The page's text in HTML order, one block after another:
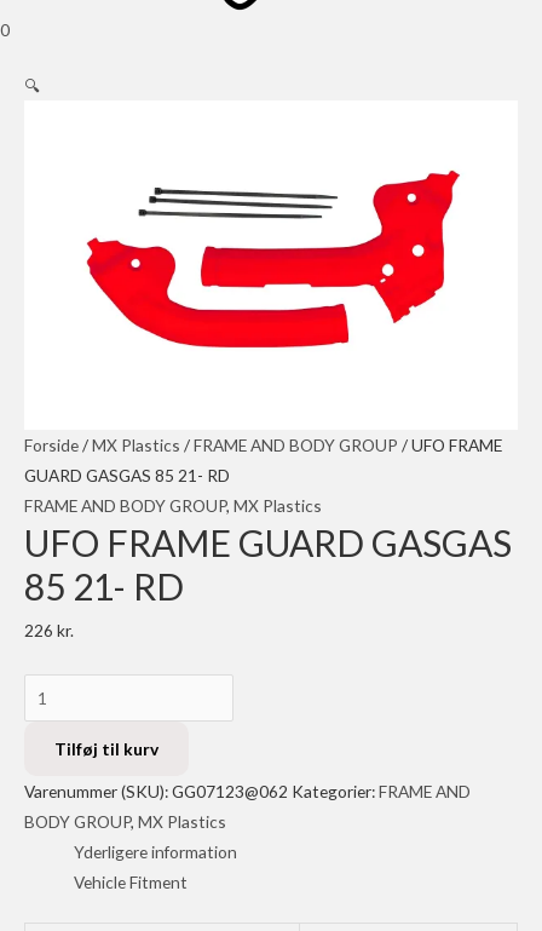
0
🔍
Forside/MX Plastics /FRAME AND BODY GROUP / UFO FRAME
GUARD GASGAS 85 21- RD
FRAME AND BODY GROUP, MX Plastics
UFO FRAME GUARD GASGAS
85 21- RD
226 kr.
UFO
FRAME
GUARDTilføj til kurv
Varenummer (SKU):GG07123@062 Kategorier:FRAME AND
BODY GROUP, MX Plastics
Yderligere information
Vehicle Fitment